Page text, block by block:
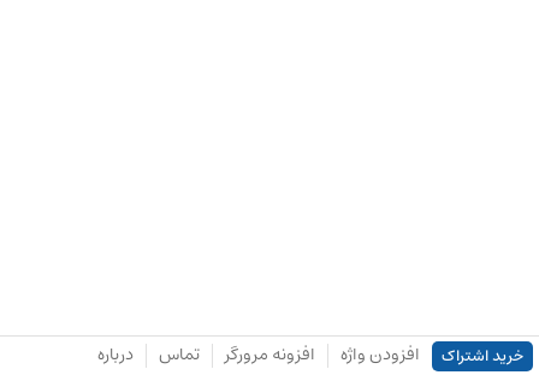
خرید اشتراک افزودن واژه افزونه مرورگر تماس درباره